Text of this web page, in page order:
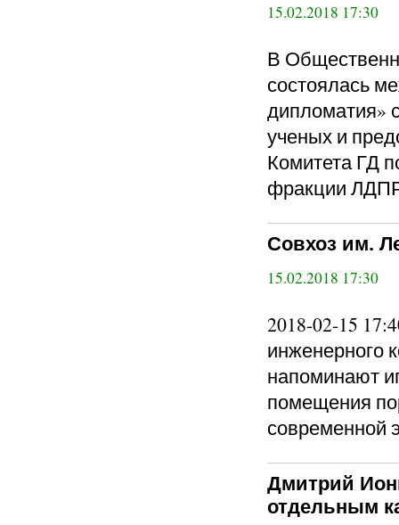
15.02.2018 17:30
В
состоялась
дипломатия»
ученых и
Комитета ГД
фракции
Совхоз им.
15.02.2018 17:30
2018-02-15
инженерного
напоминают
помещения
современной
Дмитрий
отдельным